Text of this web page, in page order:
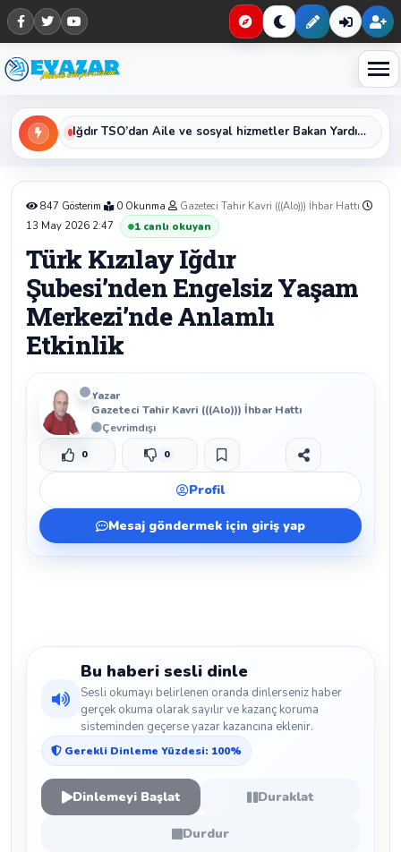
Haberleri keşfet
Iğdır TSO’dan Aile ve sosyal hizmetler Bakan Yardımcısı Sayın Sevim Sayım Madak ‘a Ziyaret
847 Gösterim 0 Okunma
Gazeteci Tahir Kavri (((Alo))) İhbar Hattı
13 May 2026 2:47
1 canlı okuyan
Türk Kızılay Iğdır
Şubesi’nden Engelsiz Yaşam
Merkezi’nde Anlamlı
Etkinlik
Yazar
Gazeteci Tahir Kavri (((Alo))) İhbar Hattı
Çevrimdışı
Beğen
0 Beğenmeme
0 Yer İmi
Paylaş
Profil
Mesaj göndermek için giriş yap
Bu haberi sesli dinle
Sesli okumayı belirlenen oranda dinlerseniz haber
gerçek okuma olarak sayılır ve kazanç koruma
sisteminden geçerse yazar kazancına eklenir.
Gerekli Dinleme Yüzdesi: 100%
Dinlemeyi Başlat Duraklat
Durdur